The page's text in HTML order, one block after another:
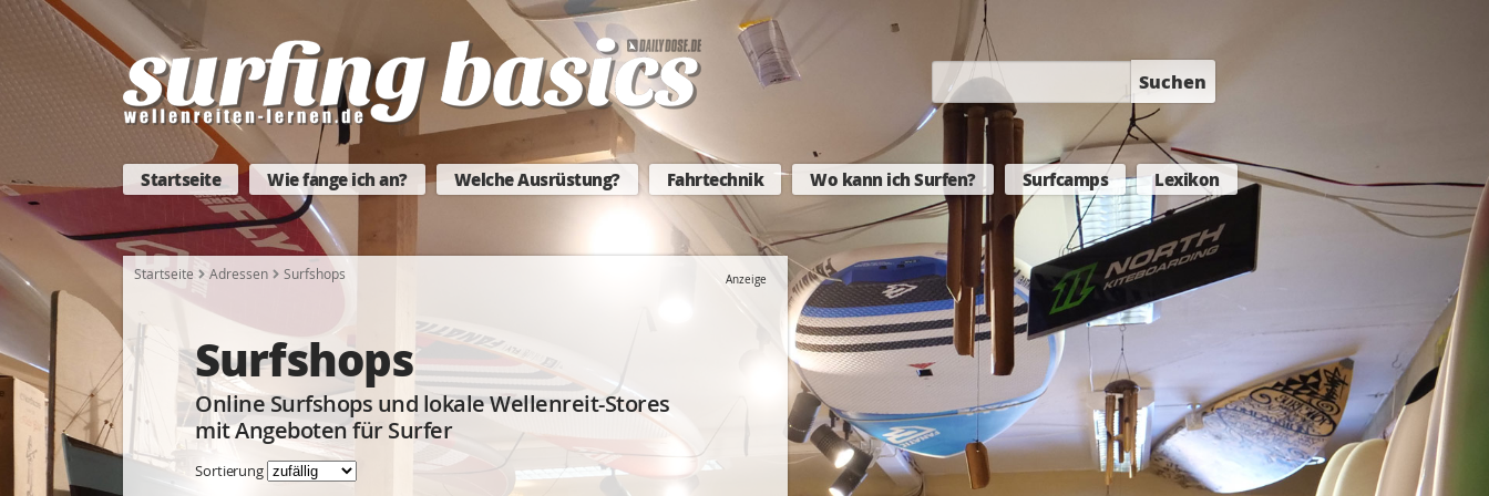
Suchen
Startseite Wie fange ich an? Welche Ausrüstung? Fahrtechnik Wo kann ich Surfen? Surfcamps Lexikon
Startseite Adressen Surfshops Anzeige
Surfshops
Online Surfshops und lokale Wellenreit-Stores
mit Angeboten für Surfer
Sortierung